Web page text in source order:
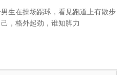
生在操场踢球，看见跑道上有散步
，格外起劲，谁知脚力